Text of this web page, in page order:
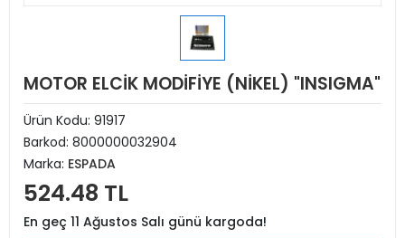
MOTOR ELCİK MODİFİYE (NİKEL) "INSIGMA"
Ürün Kodu: 91917
Barkod: 8000000032904
Marka: ESPADA
524.48 TL
En geç 11 Ağustos Salı günü kargoda!